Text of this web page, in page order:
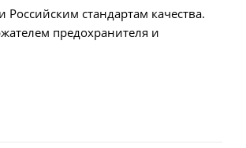
стандартам качества.
предохранителя и